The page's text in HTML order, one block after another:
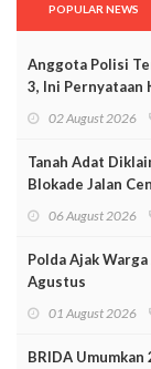
POPULAR NEWS
Anggota Polisi
3, Ini Pernyataan
02 August 2026
Tanah Adat
Blokade Jalan
06 August 2026
Polda Ajak
Agustus
01 August 2026
BRIDA